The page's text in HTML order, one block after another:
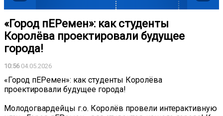
️«Город пЕРемен»: как студенты
Королёва проектировали будущее
города!
10:5604.05.2026
️«Город пЕРемен»: как студенты Королёва
проектировали будущее города!
Молодогвардейцы г.о. Королёв провели интерактивную